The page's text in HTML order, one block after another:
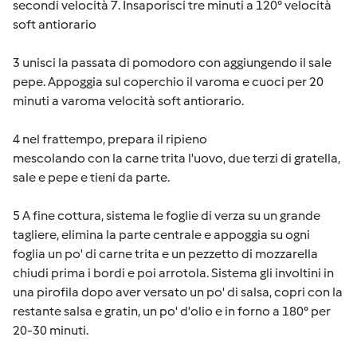
secondi velocità 7. Insaporisci tre minuti a 120° velocità
soft antiorario
3 unisci la passata di pomodoro con aggiungendo il sale
pepe. Appoggia sul coperchio il varoma e cuoci per 20
minuti a varoma velocità soft antiorario.
4 nel frattempo, prepara il ripieno
mescolando con la carne trita l'uovo, due terzi di gratella,
sale e pepe e tieni da parte.
5 A fine cottura, sistema le foglie di verza su un grande
tagliere, elimina la parte centrale e appoggia su ogni
foglia un po' di carne trita e un pezzetto di mozzarella
chiudi prima i bordi e poi arrotola. Sistema gli involtini in
una pirofila dopo aver versato un po' di salsa, copri con la
restante salsa e gratin, un po' d'olio e in forno a 180° per
20-30 minuti.